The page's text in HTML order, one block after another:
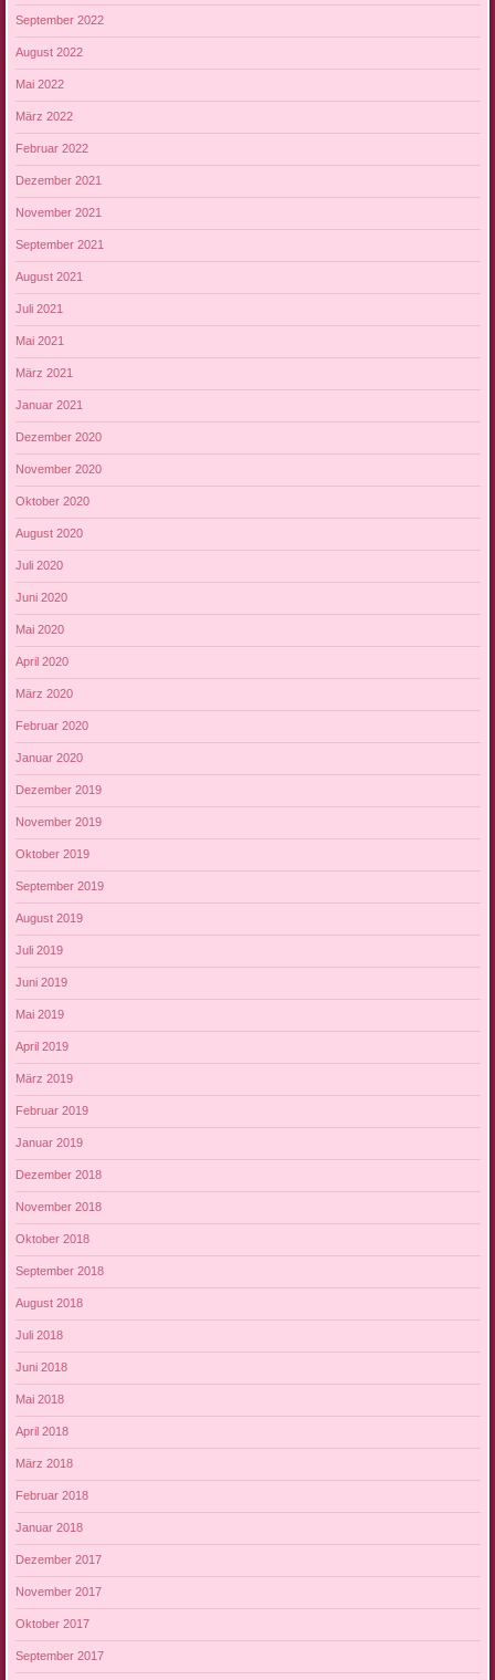
September 2022
August 2022
Mai 2022
März 2022
Februar 2022
Dezember 2021
November 2021
September 2021
August 2021
Juli 2021
Mai 2021
März 2021
Januar 2021
Dezember 2020
November 2020
Oktober 2020
August 2020
Juli 2020
Juni 2020
Mai 2020
April 2020
März 2020
Februar 2020
Januar 2020
Dezember 2019
November 2019
Oktober 2019
September 2019
August 2019
Juli 2019
Juni 2019
Mai 2019
April 2019
März 2019
Februar 2019
Januar 2019
Dezember 2018
November 2018
Oktober 2018
September 2018
August 2018
Juli 2018
Juni 2018
Mai 2018
April 2018
März 2018
Februar 2018
Januar 2018
Dezember 2017
November 2017
Oktober 2017
September 2017